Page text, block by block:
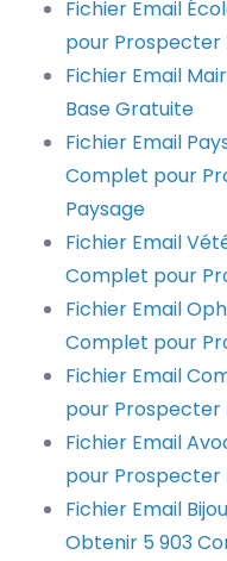
Fichier Email
pour Prospecter
Fichier Email
Base Gratuite
Fichier Email
Complet pour
Paysage
Fichier Email
Complet pour
Fichier Email
Complet pour
Fichier Email
pour Prospecter
Fichier Email
pour Prospecter
Fichier Email
Obtenir 5 903